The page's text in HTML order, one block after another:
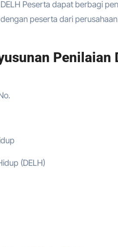
Peserta dapat berbagi
peserta dari
Penilaian
(DELH)